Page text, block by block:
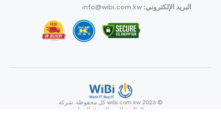
البريد الإلكتروني: info@wibi.com.kw
© wibi.com.kw 2026 كل محفوظة. شركة
ويبي العالمية للبيع بالتجزئة للحواسيب